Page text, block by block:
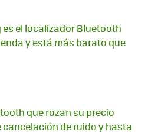
es el localizador Bluetooth
y está más barato que
que rozan su precio
de ruido y hasta